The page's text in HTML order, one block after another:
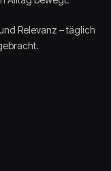
Relevanz – täglich